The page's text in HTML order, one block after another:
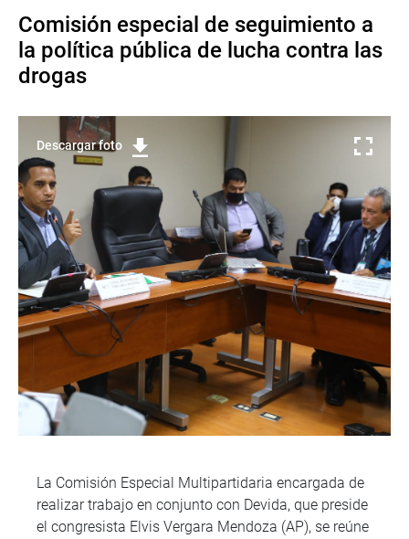
Comisión especial de seguimiento a
la política pública de lucha contra las
drogas
Descargar foto
La Comisión Especial Multipartidaria encargada de
realizar trabajo en conjunto con Devida, que preside
el congresista Elvis Vergara Mendoza (AP), se reúne